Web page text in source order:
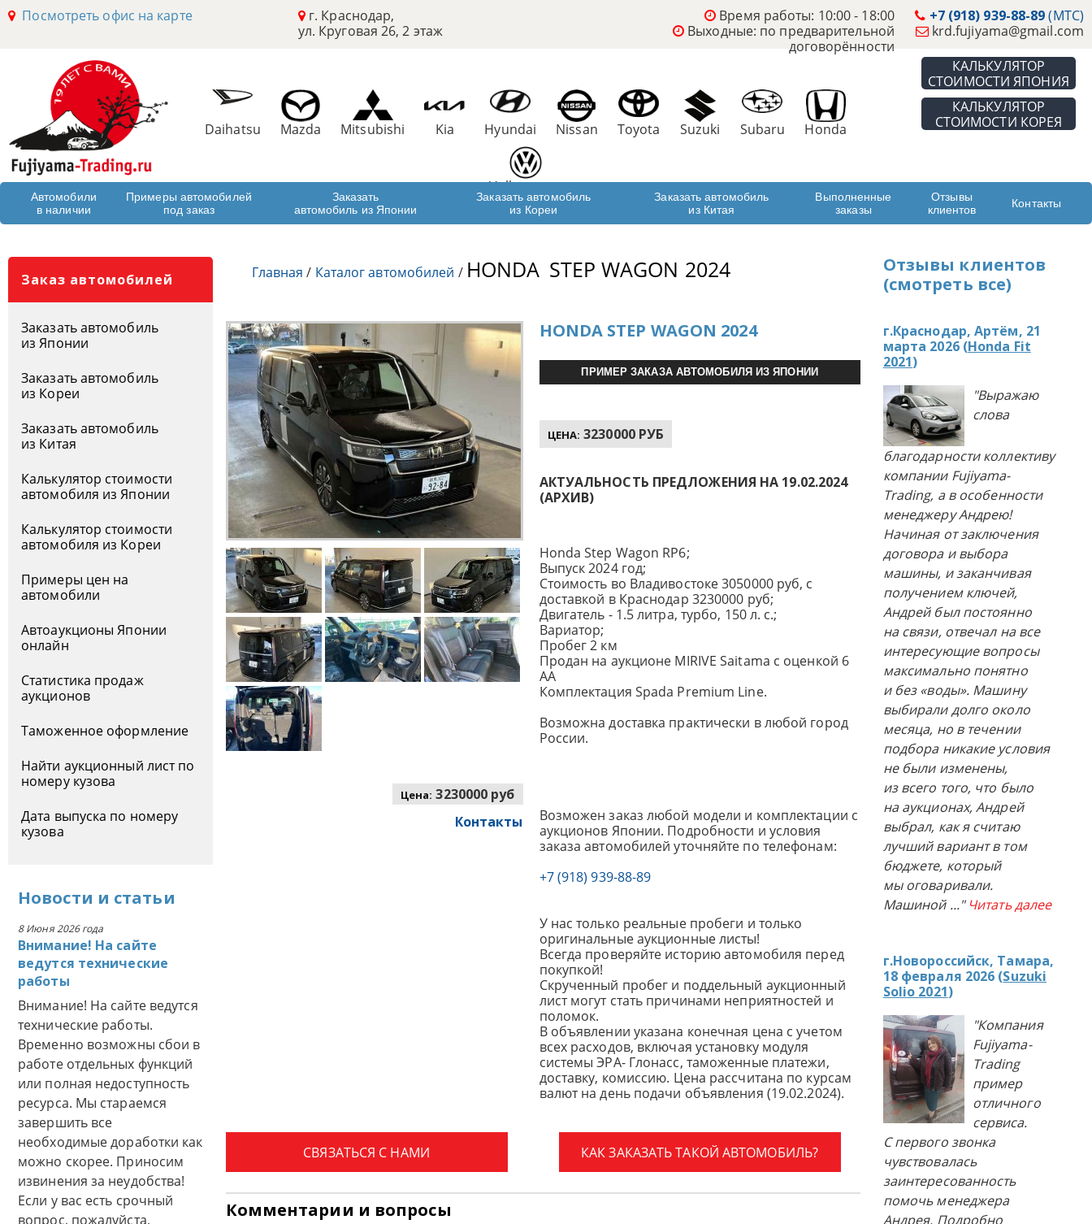
Посмотреть офис на карте
г. Краснодар,
ул. Круговая 26, 2 этаж
+7 (918) 939-88-89(МТС)
krd.fujiyama@gmail.com
Время работы: 10:00 - 18:00
Выходные: по предварительной
договорённости
КАЛЬКУЛЯТОР
СТОИМОСТИ ЯПОНИЯ
КАЛЬКУЛЯТОР
СТОИМОСТИ КОРЕЯ
Daihatsu Mazda Mitsubishi Kia Hyundai Nissan Toyota Suzuki Subaru Honda
Volkswagen
Автомобили
в наличии
Примеры автомобилей
под заказ
Заказать
автомобиль из Японии
Заказать автомобиль
из Кореи
Заказать автомобиль
из Китая
Выполненные
заказы
Отзывы
клиентов
Контакты
Заказ автомобилей
Заказать автомобиль
из Японии
Заказать автомобиль
из Кореи
Заказать автомобиль
из Китая
Калькулятор стоимости
автомобиля из Японии
Калькулятор стоимости
автомобиля из Кореи
Примеры цен на
автомобили
Автоаукционы Японии
онлайн
Статистика продаж
аукционов
Таможенное оформление
Найти аукционный лист по
номеру кузова
Дата выпуска по номеру
кузова
Новости и статьи
8 Июня 2026 года
Внимание! На сайте
ведутся технические
работы
Внимание! На сайте ведутся
технические работы.
Временно возможны сбои в
работе отдельных функций
или полная недоступность
ресурса. Мы стараемся
завершить все
необходимые доработки как
можно скорее. Приносим
извинения за неудобства!
Если у вас есть срочный
вопрос, пожалуйста,
Главная / Каталог автомобилей / HONDA STEP WAGON 2024
Цена: 3230000 руб
Контакты
HONDA STEP WAGON 2024
ПРИМЕР ЗАКАЗА АВТОМОБИЛЯ ИЗ ЯПОНИИ
ЦЕНА: 3230000 РУБ
АКТУАЛЬНОСТЬ ПРЕДЛОЖЕНИЯ НА 19.02.2024
(АРХИВ)
Honda Step Wagon RP6;
Выпуск 2024 год;
Стоимость во Владивостоке 3050000 руб, с
доставкой в Краснодар 3230000 руб;
Двигатель - 1.5 литра, турбо, 150 л. с.;
Вариатор;
Пробег 2 км
Продан на аукционе MIRIVE Saitama с оценкой 6
AA
Комплектация Spada Premium Line.
Возможна доставка практически в любой город
России.
Возможен заказ любой модели и комплектации с
аукционов Японии. Подробности и условия
заказа автомобилей уточняйте по телефонам:
+7 (918) 939-88-89
У нас только реальные пробеги и только
оригинальные аукционные листы!
Всегда проверяйте историю автомобиля перед
покупкой!
Скрученный пробег и поддельный аукционный
лист могут стать причинами неприятностей и
поломок.
В объявлении указана конечная цена с учетом
всех расходов, включая установку модуля
системы ЭРА- Глонасс, таможенные платежи,
доставку, комиссию. Цена рассчитана по курсам
валют на день подачи объявления (19.02.2024).
КАК ЗАКАЗАТЬ ТАКОЙ АВТОМОБИЛЬ?
СВЯЗАТЬСЯ С НАМИ
Комментарии и вопросы
Отзывы клиентов
(смотреть все)
г.Краснодар, Артём, 21
марта 2026 (Honda Fit
2021)
"Выражаю
слова
благодарности коллективу
компании Fujiyama-
Trading, а в особенности
менеджеру Андрею!
Начиная от заключения
договора и выбора
машины, и заканчивая
получением ключей,
Андрей был постоянно
на связи, отвечал на все
интересующие вопросы
максимально понятно
и без «воды». Машину
выбирали долго около
месяца, но в течении
подбора никакие условия
не были изменены,
из всего того, что было
на аукционах, Андрей
выбрал, как я считаю
лучший вариант в том
бюджете, который
мы оговаривали.
Машиной ..." Читать далее
г.Новороссийск, Тамара,
18 февраля 2026 (Suzuki
Solio 2021)
"Компания
Fujiyama-
Trading
пример
отличного
сервиса.
С первого звонка
чувствовалась
заинтересованность
помочь менеджера
Андрея. Подробно